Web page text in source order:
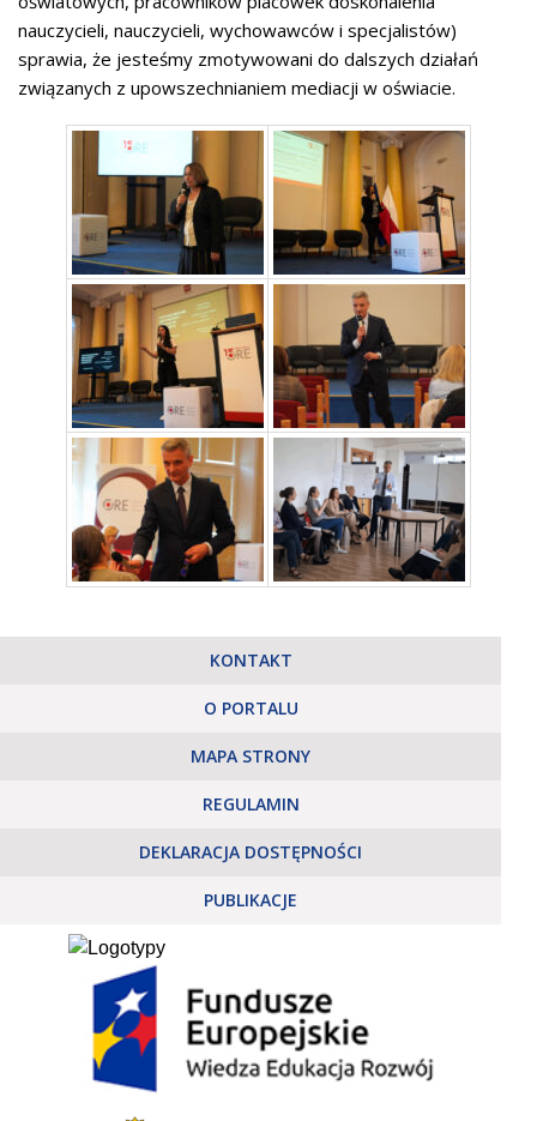
nauczycieli, nauczycieli, wychowawców i specjalistów)
sprawia, że jesteśmy zmotywowani do dalszych działań
związanych z upowszechnianiem mediacji w oświacie.
KONTAKT
O PORTALU
MAPA STRONY
REGULAMIN
DEKLARACJA DOSTĘPNOŚCI
PUBLIKACJE